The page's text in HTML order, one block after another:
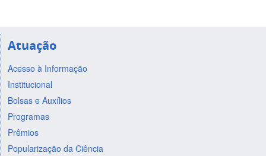
Atuação
Acesso à Informação
Institucional
Bolsas e Auxílios
Programas
Prêmios
Popularização da Ciência